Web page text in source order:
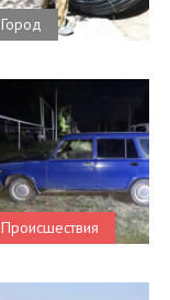
Город
Происшествия